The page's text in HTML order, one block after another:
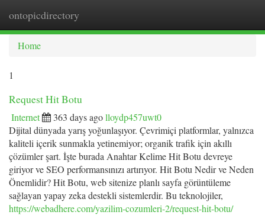
ontopicdirectory
Home
1
Request Hit Botu
Internet 363 days agolloydp457uwt0
Dijital dünyada yarış yoğunlaşıyor. Çevrimiçi platformlar, yalnızca
kaliteli içerik sunmakla yetinemiyor; organik trafik için akıllı
çözümler şart. İşte burada Anahtar Kelime Hit Botu devreye
giriyor ve SEO performansınızı artırıyor. Hit Botu Nedir ve Neden
Önemlidir? Hit Botu, web sitenize planlı sayfa görüntüleme
sağlayan yapay zeka destekli sistemlerdir. Bu teknolojiler,
https://webadhere.com/yazilim-cozumleri-2/request-hit-botu/